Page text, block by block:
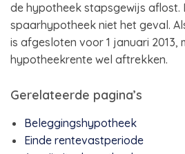
de hypotheek stapsgewijs aflost.
spaarhypotheek niet het geval.
is afgesloten voor 1 januari 2013,
hypotheekrente wel aftrekken.
Gerelateerde pagina’s
Beleggingshypotheek
Einde rentevastperiode